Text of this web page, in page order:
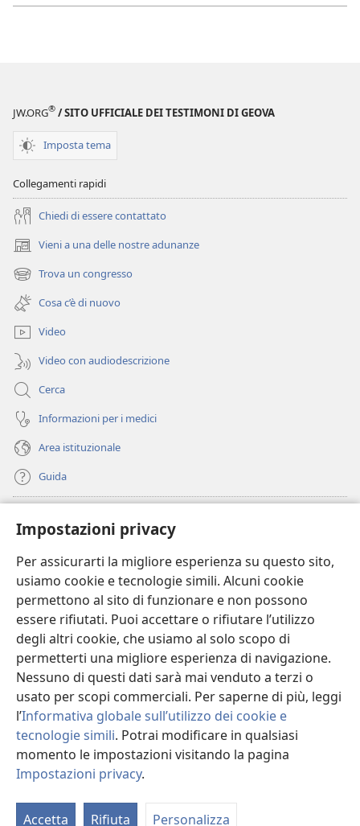
Impostazioni privacy
Per assicurarti la migliore esperienza su questo sito,
usiamo cookie e tecnologie simili. Alcuni cookie
permettono al sito di funzionare e non possono
essere rifiutati. Puoi accettare o rifiutare l’utilizzo
degli altri cookie, che usiamo al solo scopo di
permetterti una migliore esperienza di navigazione.
Nessuno di questi dati sarà mai venduto a terzi o
usato per scopi commerciali. Per saperne di più, leggi
l’Informativa globale sull’utilizzo dei cookie e
tecnologie simili. Potrai modificare in qualsiasi
momento le impostazioni visitando la pagina
Impostazioni privacy.
Accetta Rifiuta Personalizza
JW.ORG® / SITO UFFICIALE DEI TESTIMONI DI GEOVA
Imposta tema
Collegamenti rapidi
Chiedi di essere contattato
Vieni a una delle nostre adunanze
(apre
una
nuova
finestra)
Trova un congresso
(apre
una
nuova
finestra)
Cosa c’è di nuovo
Video
Video con audiodescrizione
Cerca
Informazioni per i medici
Area istituzionale
Guida
(apre
una
nuova
finestra)
BIBLIOTECA ONLINE Watchtower
(apre
una
nuova
finestra)
JW Hub
(apre
una
nuova
finestra)
JW Library
Watchtower Library®
Copyright© 2026 Watch Tower Bible and Tract Society of Pennsylvania.
CONDIZIONI D’USO| INFORMATIVA SULLA PRIVACY